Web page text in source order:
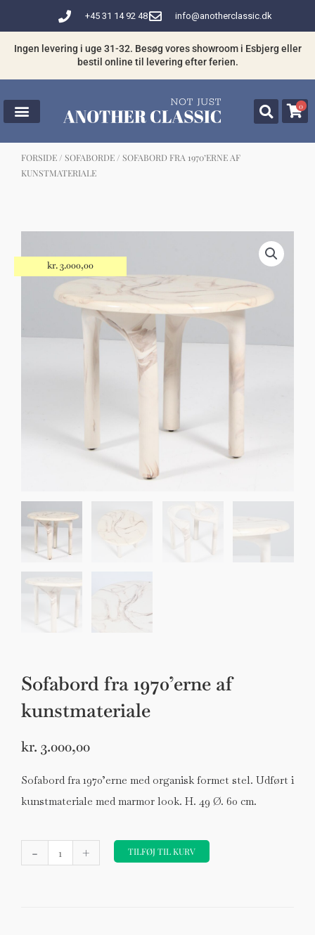
indholdet
+45 31 14 92 48 info@anotherclassic.dk
Ingen levering i uge 31-32. Besøg vores showroom i Esbjerg eller
bestil online til levering efter ferien.
0
FORSIDE / SOFABORDE / SOFABORD FRA 1970’ERNE AF
KUNSTMATERIALE
have din interesse?
Sko til Arne Jacobsen stole
DKK 100,00
kr.3.000,00
Sofabord fra 1970’erne af
kunstmateriale
kr. 3.000,00
Sofabord fra 1970’erne med organisk formet stel. Udført i
kunstmateriale med marmor look. H. 49 Ø. 60 cm.
-
fra
1970'erne
+ TILFØJ TIL KURV